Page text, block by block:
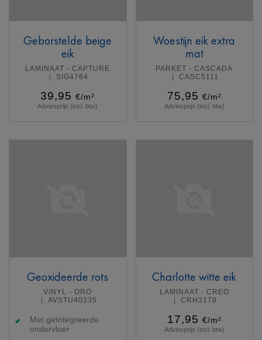
Geborstelde beige
eik
LAMINAAT - CAPTURE
SIG4764
39,95 €/m²
Adviesprijs (incl. btw)
Woestijn eik extra
mat
PARKET - CASCADA
CASC5111
75,95 €/m²
Adviesprijs (incl. btw)
Geoxideerde rots
VINYL - ORO
AVSTU40235
Met geïntegreerde
ondervloer
Charlotte witte eik
LAMINAAT - CREO
CRH3178
17,95 €/m²
Adviesprijs (incl. btw)